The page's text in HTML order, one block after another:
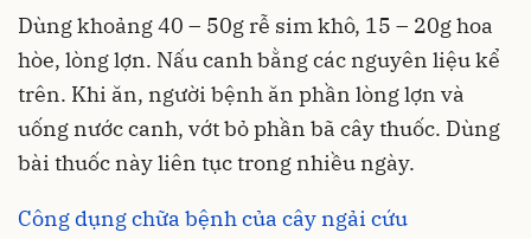
Dùng khoảng 40 – 50g rễ sim khô, 15 – 20g hoa
hòe, lòng lợn. Nấu canh bằng các nguyên liệu kể
trên. Khi ăn, người bệnh ăn phần lòng lợn và
uống nước canh, vớt bỏ phần bã cây thuốc. Dùng
bài thuốc này liên tục trong nhiều ngày.
Công dụng chữa bệnh của cây ngải cứu